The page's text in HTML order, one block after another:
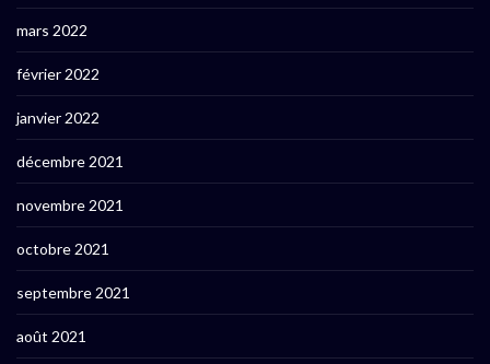
mars 2022
février 2022
janvier 2022
décembre 2021
novembre 2021
octobre 2021
septembre 2021
août 2021